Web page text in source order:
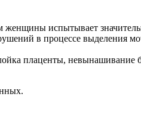
женщины испытывает
в процессе выделения
плаценты,